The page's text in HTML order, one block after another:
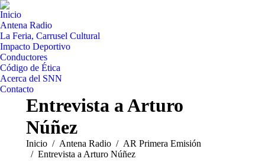
Inicio
Antena Radio
La Feria, Carrusel Cultural
Impacto Deportivo
Conductores
Código de Ética
Acerca del SNN
Contacto
Entrevista a Arturo
Núñez
Estás aquí:
Inicio Antena Radio
AR Primera Emisión
Entrevista a Arturo Núñez